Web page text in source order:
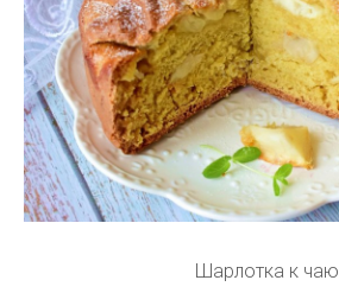
Шарлотка к чаю